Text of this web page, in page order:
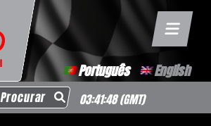
Português English
03:41:48(GMT)